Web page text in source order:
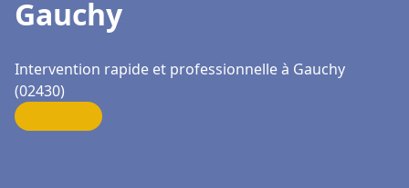
Gauchy
Intervention rapide et professionnelle à Gauchy
(02430)